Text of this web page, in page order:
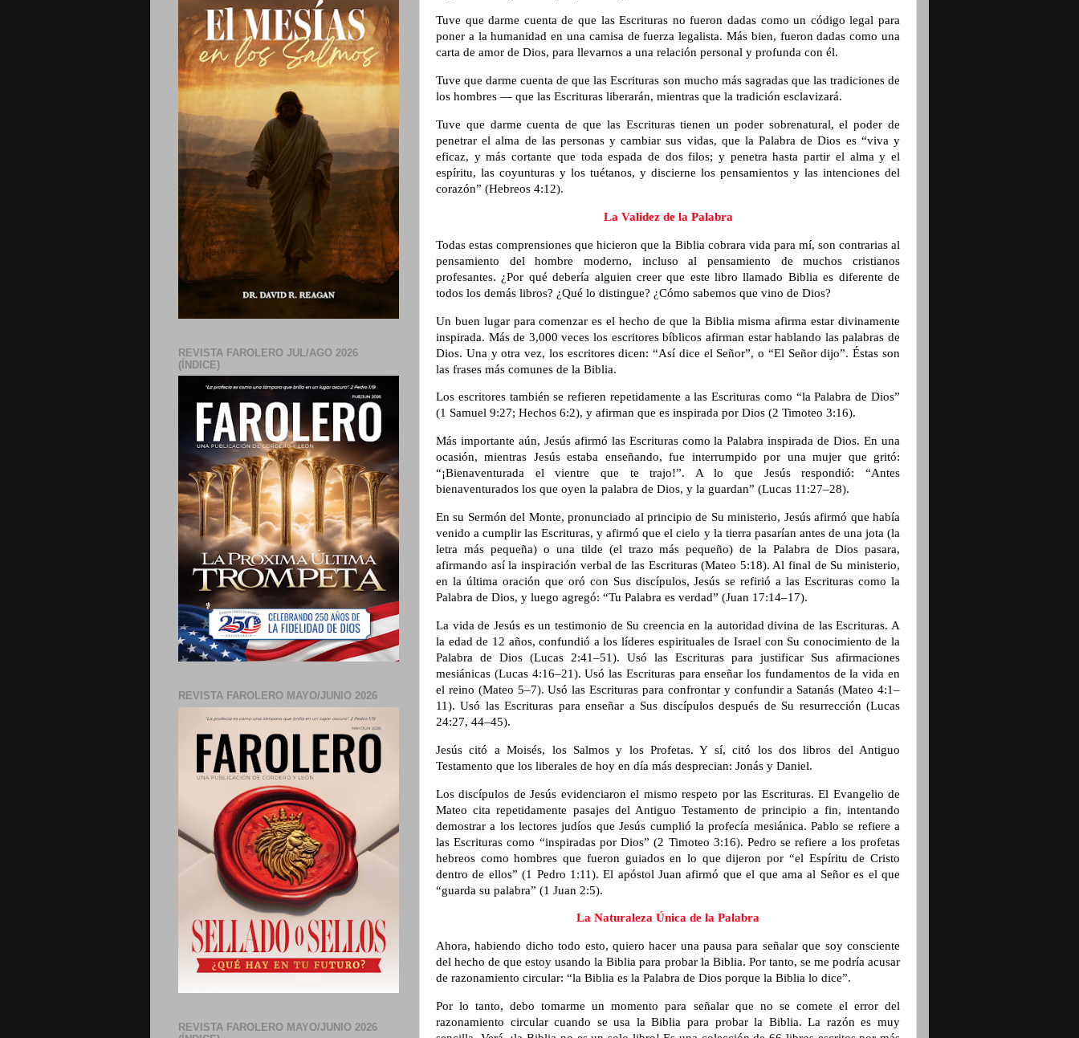
Tuve que darme cuenta de que las Escrituras no fueron dadas como un código legal para
poner a la humanidad en una camisa de fuerza legalista. Más bien, fueron dadas como una
carta de amor de Dios, para llevarnos a una relación personal y profunda con él.
Tuve que darme cuenta de que las Escrituras son mucho más sagradas que las tradiciones de
los hombres — que las Escrituras liberarán, mientras que la tradición esclavizará.
Tuve que darme cuenta de que las Escrituras tienen un poder sobrenatural, el poder de
penetrar el alma de las personas y cambiar sus vidas, que la Palabra de Dios es “viva y
eficaz, y más cortante que toda espada de dos filos; y penetra hasta partir el alma y el
espíritu, las coyunturas y los tuétanos, y discierne los pensamientos y las intenciones del
corazón” (Hebreos 4:12).
La Validez de la Palabra
Todas estas comprensiones que hicieron que la Biblia cobrara vida para mí, son contrarias al
pensamiento del hombre moderno, incluso al pensamiento de muchos cristianos
profesantes. ¿Por qué debería alguien creer que este libro llamado Biblia es diferente de
todos los demás libros? ¿Qué lo distingue? ¿Cómo sabemos que vino de Dios?
Un buen lugar para comenzar es el hecho de que la Biblia misma afirma estar divinamente
inspirada. Más de 3,000 veces los escritores bíblicos afirman estar hablando las palabras de
Dios. Una y otra vez, los escritores dicen: “Así dice el Señor”, o “El Señor dijo”. Éstas son
las frases más comunes de la Biblia.
Los escritores también se refieren repetidamente a las Escrituras como “la Palabra de Dios”
(1 Samuel 9:27; Hechos 6:2), y afirman que es inspirada por Dios (2 Timoteo 3:16).
Más importante aún, Jesús afirmó las Escrituras como la Palabra inspirada de Dios. En una
ocasión, mientras Jesús estaba enseñando, fue interrumpido por una mujer que gritó:
“¡Bienaventurada el vientre que te trajo!”. A lo que Jesús respondió: “Antes
bienaventurados los que oyen la palabra de Dios, y la guardan” (Lucas 11:27–28).
En su Sermón del Monte, pronunciado al principio de Su ministerio, Jesús afirmó que había
venido a cumplir las Escrituras, y afirmó que el cielo y la tierra pasarían antes de una jota (la
letra más pequeña) o una tilde (el trazo más pequeño) de la Palabra de Dios pasara,
afirmando así la inspiración verbal de las Escrituras (Mateo 5:18). Al final de Su ministerio,
en la última oración que oró con Sus discípulos, Jesús se refirió a las Escrituras como la
Palabra de Dios, y luego agregó: “Tu Palabra es verdad” (Juan 17:14–17).
La vida de Jesús es un testimonio de Su creencia en la autoridad divina de las Escrituras. A
la edad de 12 años, confundió a los líderes espirituales de Israel con Su conocimiento de la
Palabra de Dios (Lucas 2:41–51). Usó las Escrituras para justificar Sus afirmaciones
mesiánicas (Lucas 4:16–21). Usó las Escrituras para enseñar los fundamentos de la vida en
el reino (Mateo 5–7). Usó las Escrituras para confrontar y confundir a Satanás (Mateo 4:1–
11). Usó las Escrituras para enseñar a Sus discípulos después de Su resurrección (Lucas
24:27, 44–45).
Jesús citó a Moisés, los Salmos y los Profetas. Y sí, citó los dos libros del Antiguo
Testamento que los liberales de hoy en día más desprecian: Jonás y Daniel.
Los discípulos de Jesús evidenciaron el mismo respeto por las Escrituras. El Evangelio de
Mateo cita repetidamente pasajes del Antiguo Testamento de principio a fin, intentando
demostrar a los lectores judíos que Jesús cumplió la profecía mesiánica. Pablo se refiere a
las Escrituras como “inspiradas por Dios” (2 Timoteo 3:16). Pedro se refiere a los profetas
hebreos como hombres que fueron guiados en lo que dijeron por “el Espíritu de Cristo
dentro de ellos” (1 Pedro 1:11). El apóstol Juan afirmó que el que ama al Señor es el que
“guarda su palabra” (1 Juan 2:5).
La Naturaleza Única de la Palabra
Ahora, habiendo dicho todo esto, quiero hacer una pausa para señalar que soy consciente
del hecho de que estoy usando la Biblia para probar la Biblia. Por tanto, se me podría acusar
de razonamiento circular: “la Biblia es la Palabra de Dios porque la Biblia lo dice”.
Por lo tanto, debo tomarme un momento para señalar que no se comete el error del
razonamiento circular cuando se usa la Biblia para probar la Biblia. La razón es muy
REVISTA FAROLERO JUL/AGO 2026
(ÍNDICE)
REVISTA FAROLERO MAYO/JUNIO 2026
REVISTA FAROLERO MAYO/JUNIO 2026